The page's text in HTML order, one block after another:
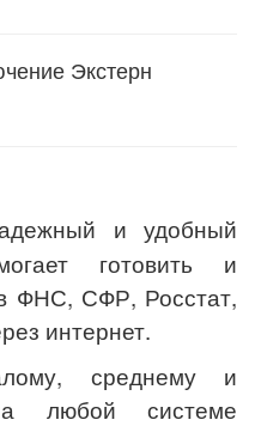
Экстерн
и удобный
готовить и
в ФНС, СФР, Росстат,
интернет.
среднему и
любой системе